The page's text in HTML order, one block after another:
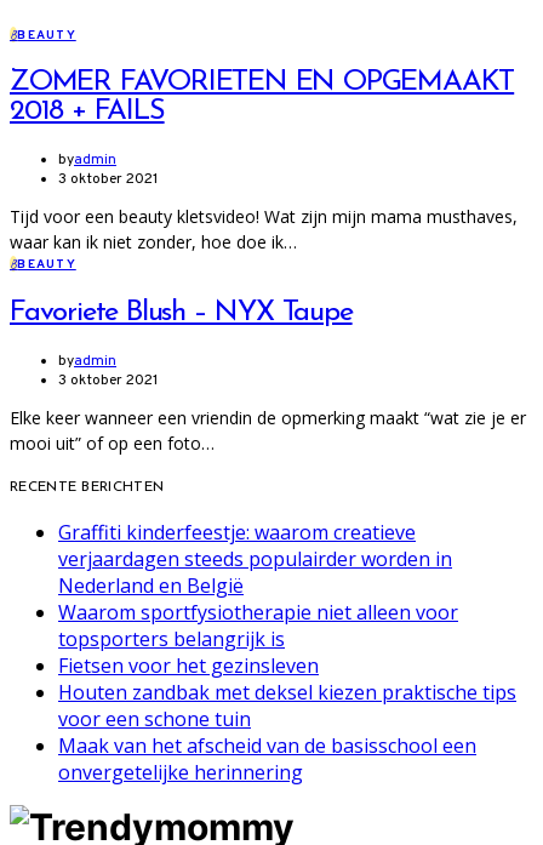
BBEAUTY
ZOMER FAVORIETEN EN OPGEMAAKT
2018 + FAILS
byadmin
3 oktober 2021
Tijd voor een beauty kletsvideo! Wat zijn mijn mama musthaves,
waar kan ik niet zonder, hoe doe ik…
BBEAUTY
Favoriete Blush – NYX Taupe
byadmin
3 oktober 2021
Elke keer wanneer een vriendin de opmerking maakt “wat zie je er
mooi uit” of op een foto…
RECENTE BERICHTEN
Graffiti kinderfeestje: waarom creatieve
verjaardagen steeds populairder worden in
Nederland en België
Waarom sportfysiotherapie niet alleen voor
topsporters belangrijk is
Fietsen voor het gezinsleven
Houten zandbak met deksel kiezen praktische tips
voor een schone tuin
Maak van het afscheid van de basisschool een
onvergetelijke herinnering